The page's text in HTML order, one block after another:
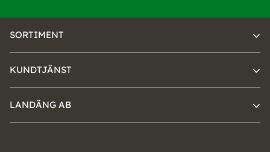
SORTIMENT
KUNDTJÄNST
LANDÄNG AB